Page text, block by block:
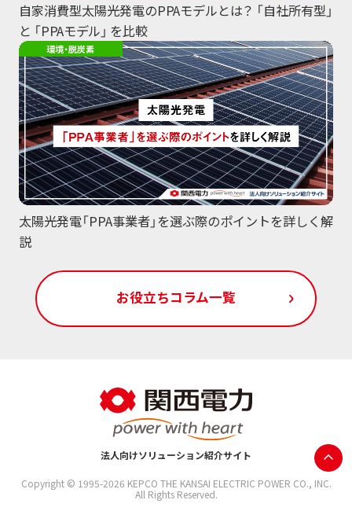
自家消費型太陽光発電のPPAモデルとは？ 「自社所有型」
と 「PPAモデル」 を比較
環境・脱炭素
太陽光発電「PPA事業者」を選ぶ際のポイントを詳しく解
説
お役立ちコラム一覧
法人向けソリューション紹介サイト
Copyright © 1995-2026 KEPCO THE KANSAI ELECTRIC POWER CO., INC.
All Rights Reserved.